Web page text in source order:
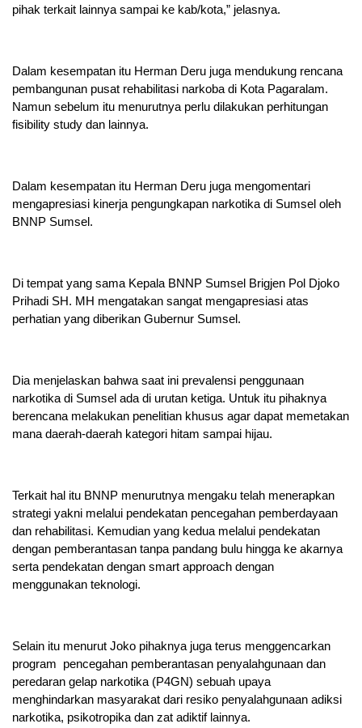
pihak terkait lainnya sampai ke kab/kota,” jelasnya.
Dalam kesempatan itu Herman Deru juga mendukung rencana
pembangunan pusat rehabilitasi narkoba di Kota Pagaralam.
Namun sebelum itu menurutnya perlu dilakukan perhitungan
fisibility study dan lainnya.
Dalam kesempatan itu Herman Deru juga mengomentari
mengapresiasi kinerja pengungkapan narkotika di Sumsel oleh
BNNP Sumsel.
Di tempat yang sama Kepala BNNP Sumsel Brigjen Pol Djoko
Prihadi SH. MH mengatakan sangat mengapresiasi atas
perhatian yang diberikan Gubernur Sumsel.
Dia menjelaskan bahwa saat ini prevalensi penggunaan
narkotika di Sumsel ada di urutan ketiga. Untuk itu pihaknya
berencana melakukan penelitian khusus agar dapat memetakan
mana daerah-daerah kategori hitam sampai hijau.
Terkait hal itu BNNP menurutnya mengaku telah menerapkan
strategi yakni melalui pendekatan pencegahan pemberdayaan
dan rehabilitasi. Kemudian yang kedua melalui pendekatan
dengan pemberantasan tanpa pandang bulu hingga ke akarnya
serta pendekatan dengan smart approach dengan
menggunakan teknologi.
Selain itu menurut Joko pihaknya juga terus menggencarkan
program pencegahan pemberantasan penyalahgunaan dan
peredaran gelap narkotika (P4GN) sebuah upaya
menghindarkan masyarakat dari resiko penyalahgunaan adiksi
narkotika, psikotropika dan zat adiktif lainnya.